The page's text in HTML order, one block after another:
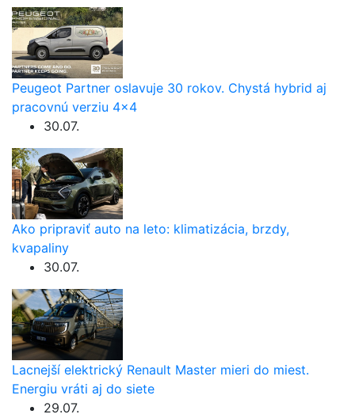
Peugeot Partner oslavuje 30 rokov. Chystá hybrid aj
pracovnú verziu 4×4
30.07.
Ako pripraviť auto na leto: klimatizácia, brzdy,
kvapaliny
30.07.
Lacnejší elektrický Renault Master mieri do miest.
Energiu vráti aj do siete
29.07.